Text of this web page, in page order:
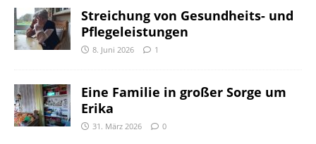
Streichung von Gesundheits- und
Pflegeleistungen
8. Juni 2026 1
Eine Familie in großer Sorge um
Erika
31. März 2026 0